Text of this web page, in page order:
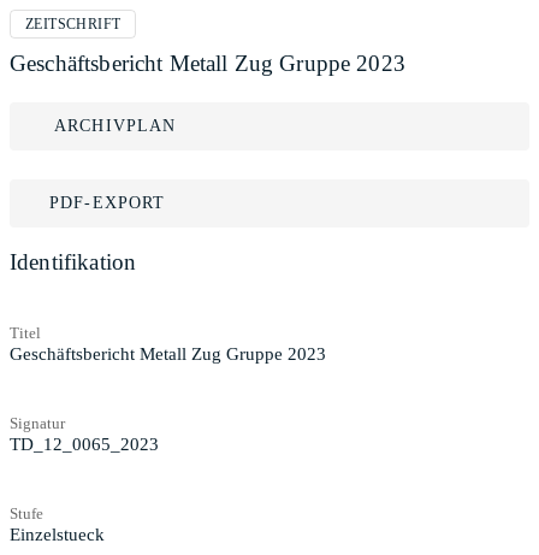
ZEITSCHRIFT
Geschäftsbericht Metall Zug Gruppe 2023
ARCHIVPLAN
PDF-EXPORT
Identifikation
Titel
Geschäftsbericht Metall Zug Gruppe 2023
Signatur
TD_12_0065_2023
Stufe
Einzelstueck